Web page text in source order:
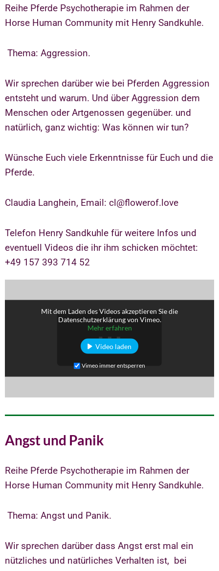
Reihe Pferde Psychotherapie im Rahmen der
Horse Human Community mit Henry Sandkuhle.
Thema: Aggression.
Wir sprechen darüber wie bei Pferden Aggression
entsteht und warum. Und über Aggression dem
Menschen oder Artgenossen gegenüber. und
natürlich, ganz wichtig: Was können wir tun?
Wünsche Euch viele Erkenntnisse für Euch und die
Pferde.
Claudia Langhein, Email: cl@flowerof.love
Telefon Henry Sandkuhle für weitere Infos und
eventuell Videos die ihr ihm schicken möchtet:
+49 157 393 714 52
Mit dem Laden des Videos akzeptieren Sie die
Datenschutzerklärung von Vimeo.
Mehr erfahren
Video laden
Vimeo immer entsperren
Angst und Panik
Reihe Pferde Psychotherapie im Rahmen der
Horse Human Community mit Henry Sandkuhle.
Thema: Angst und Panik.
Wir sprechen darüber dass Angst erst mal ein
nützliches und natürliches Verhalten ist, bei